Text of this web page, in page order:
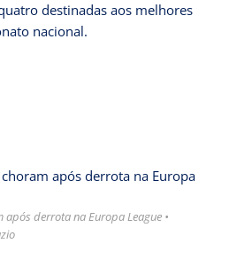
destinadas aos melhores
nacional.
após derrota na Europa League •